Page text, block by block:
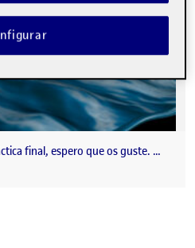
final, espero que os guste. …